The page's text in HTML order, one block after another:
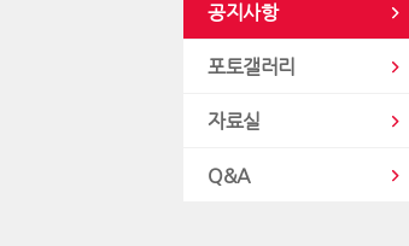
공지사항
포토갤러리
자료실
Q&A